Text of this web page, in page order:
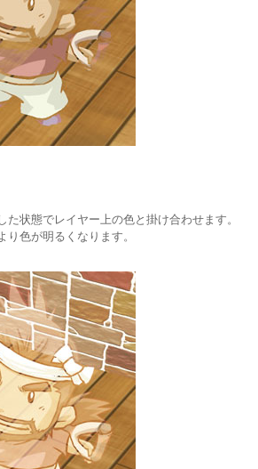
た状態でレイヤー上の色と掛け合わせます。
色が明るくなります。